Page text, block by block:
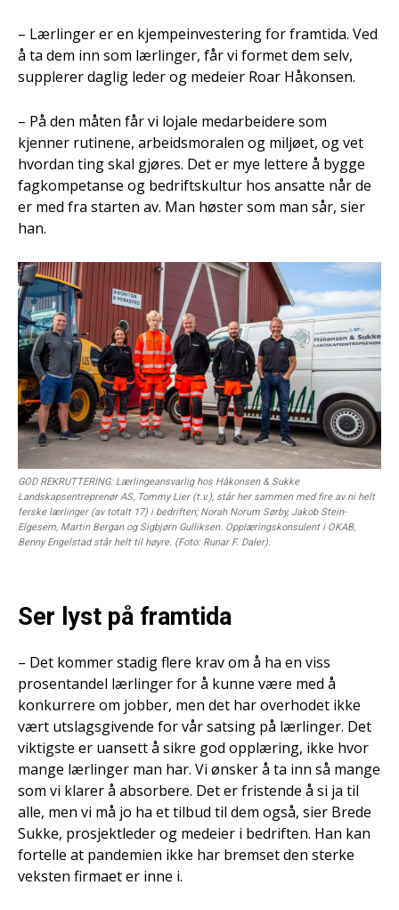
– Lærlinger er en kjempeinvestering for framtida. Ved
å ta dem inn som lærlinger, får vi formet dem selv,
supplerer daglig leder og medeier Roar Håkonsen.
– På den måten får vi lojale medarbeidere som
kjenner rutinene, arbeidsmoralen og miljøet, og vet
hvordan ting skal gjøres. Det er mye lettere å bygge
fagkompetanse og bedriftskultur hos ansatte når de
er med fra starten av. Man høster som man sår, sier
han.
GOD REKRUTTERING: Lærlingeansvarlig hos Håkonsen & Sukke
Landskapsentreprenør AS, Tommy Lier (t.v.), står her sammen med fire av ni helt
ferske lærlinger (av totalt 17) i bedriften; Norah Norum Sørby, Jakob Stein-
Elgesem, Martin Bergan og Sigbjørn Gulliksen. Opplæringskonsulent i OKAB,
Benny Engelstad står helt til høyre. (Foto: Runar F. Daler).
Ser lyst på framtida
– Det kommer stadig flere krav om å ha en viss
prosentandel lærlinger for å kunne være med å
konkurrere om jobber, men det har overhodet ikke
vært utslagsgivende for vår satsing på lærlinger. Det
viktigste er uansett å sikre god opplæring, ikke hvor
mange lærlinger man har. Vi ønsker å ta inn så mange
som vi klarer å absorbere. Det er fristende å si ja til
alle, men vi må jo ha et tilbud til dem også, sier Brede
Sukke, prosjektleder og medeier i bedriften. Han kan
fortelle at pandemien ikke har bremset den sterke
veksten firmaet er inne i.